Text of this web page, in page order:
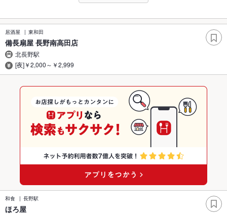
居酒屋 東和田
備長扇屋 長野南高田店
北長野駅
[夜]￥2,000～￥2,999
和食 長野駅
ほろ屋